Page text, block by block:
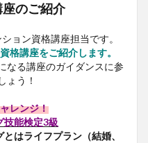
のご紹介
ョン資格講座担当です。
格講座をご紹介します。
なる講座のガイダンスに参
ょう！
レンジ！
技能検定3級
はライフプラン（結婚、